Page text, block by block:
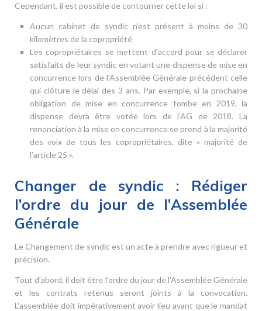
Cependant, il est possible de contourner cette loi si :
Aucun cabinet de syndic n’est présent à moins de 30
kilomètres de la copropriété
Les copropriétaires se mettent d’accord pour se déclarer
satisfaits de leur syndic en votant une dispense de mise en
concurrence lors de l’Assemblée Générale précédent celle
qui clôture le délai des 3 ans. Par exemple, si la prochaine
obligation de mise en concurrence tombe en 2019, la
dispense devra être votée lors de l’AG de 2018. La
renonciation à la mise en concurrence se prend à la majorité
des voix de tous les copropriétaires, dite « majorité de
l’article 25 ».
Changer de syndic : Rédiger
l’ordre du jour de l’Assemblée
Générale
Le Changement de syndic est un acte à prendre avec rigueur et
précision.
Tout d’abord, il doit être l’ordre du jour de l’Assemblée Générale
et les contrats retenus seront joints à la convocation.
L’assemblée doit impérativement avoir lieu avant que le mandat